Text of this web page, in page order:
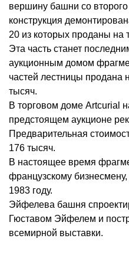
вершину башни со
конструкция
20 из которых проданы на
Эта часть станет
аукционным домом
частей лестницы продана
тысяч.
В торговом доме Artcurial
предстоящем аукционе
Предварительная
176 тысяч.
В настоящее время
французскому
1983 году.
Эйфелева башня
Гюставом Эйфелем и
всемирной выставки.